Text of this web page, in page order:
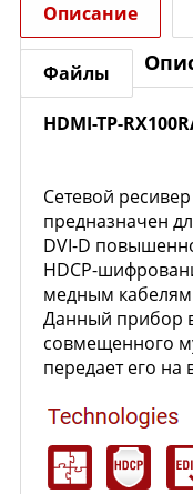
Описание
Файлы
HDMI-TP-
Сетевой ресивер
предназначен
DVI-D
HDCP-
медным кабелям
Данный прибор
совмещенного
передает его на